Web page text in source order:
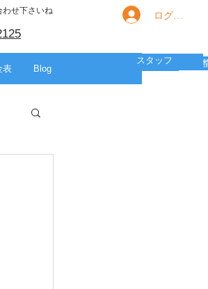
わせ下さいね ログイン
表 Blog
スポーツ
美容整体
箇所別の痛み
HOME
スタッフ